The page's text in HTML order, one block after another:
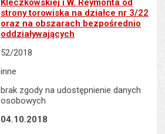
Kleczkowskiej i W. Reymonta od
strony torowiska na działce nr 3/22
oraz na obszarach bezpośrednio
oddziaływających
52/2018
inne
brak zgody na udostępnienie danych
osobowych
04.10.2018